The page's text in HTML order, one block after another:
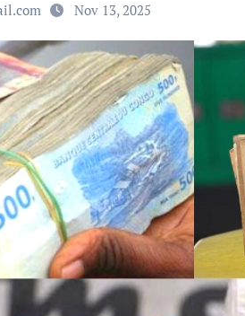
Nov 13, 2025